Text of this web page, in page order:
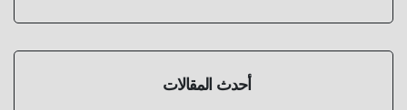
أحدث المقالات